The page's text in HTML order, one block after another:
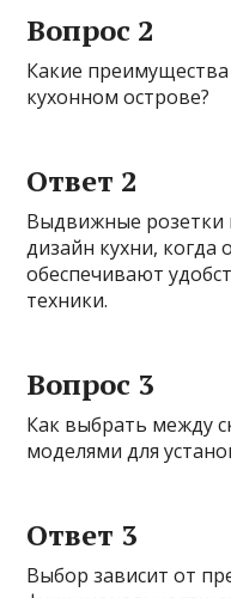
Вопрос 2
Какие
кухонном острове?
Ответ 2
Выдвижные розетки
дизайн кухни, когда
обеспечивают
техники.
Вопрос 3
Как выбрать между
моделями для
Ответ 3
Выбор зависит от